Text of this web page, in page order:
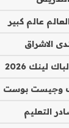
عالم كبير
الاشراق
لينك 2026
وجيست بوست
التعليم